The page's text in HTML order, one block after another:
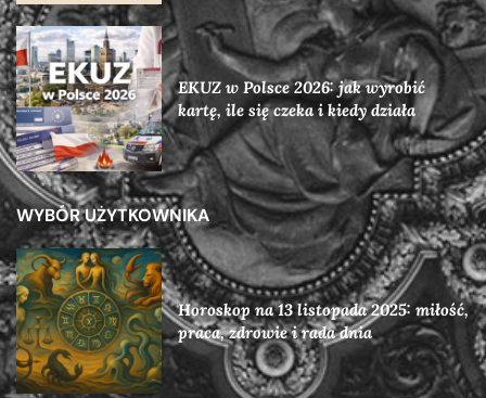
EKUZ w Polsce 2026: jak wyrobić
kartę, ile się czeka i kiedy działa
WYBÓR UŻYTKOWNIKA
Horoskop na 13 listopada 2025: miłość,
praca, zdrowie i rada dnia